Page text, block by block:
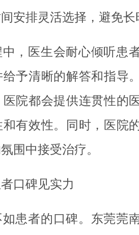
安排灵活选择，避免长
，医生会耐心倾听患
予清晰的解答和指导
院都会提供连贯性的
有效性。同时，医院
围中接受治疗。
口碑见实力
患者的口碑。东莞莞